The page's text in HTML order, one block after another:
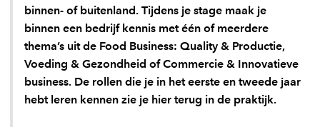
binnen- of buitenland. Tijdens je stage maak je
binnen een bedrijf kennis met één of meerdere
thema’s uit de Food Business: Quality & Productie,
Voeding & Gezondheid of Commercie & Innovatieve
business. De rollen die je in het eerste en tweede jaar
hebt leren kennen zie je hier terug in de praktijk.